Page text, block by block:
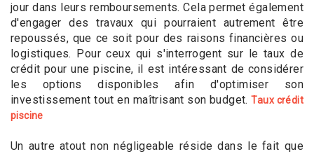
jour dans leurs remboursements. Cela permet également
d'engager des travaux qui pourraient autrement être
repoussés, que ce soit pour des raisons financières ou
logistiques. Pour ceux qui s'interrogent sur le taux de
crédit pour une piscine, il est intéressant de considérer
les options disponibles afin d'optimiser son
investissement tout en maîtrisant son budget.Taux crédit
piscine
Un autre atout non négligeable réside dans le fait que